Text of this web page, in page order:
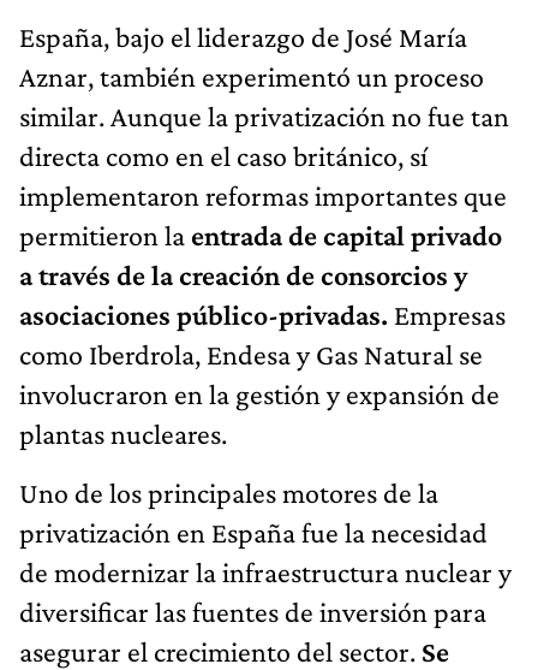
España, bajo el liderazgo de José María
Aznar, también experimentó un proceso
similar. Aunque la privatización no fue tan
directa como en el caso británico, sí
implementaron reformas importantes que
permitieron la entrada de capital privado
a través de la creación de consorcios y
asociaciones público-privadas. Empresas
como Iberdrola, Endesa y Gas Natural se
involucraron en la gestión y expansión de
plantas nucleares.
Uno de los principales motores de la
privatización en España fue la necesidad
de modernizar la infraestructura nuclear y
diversificar las fuentes de inversión para
asegurar el crecimiento del sector. Se